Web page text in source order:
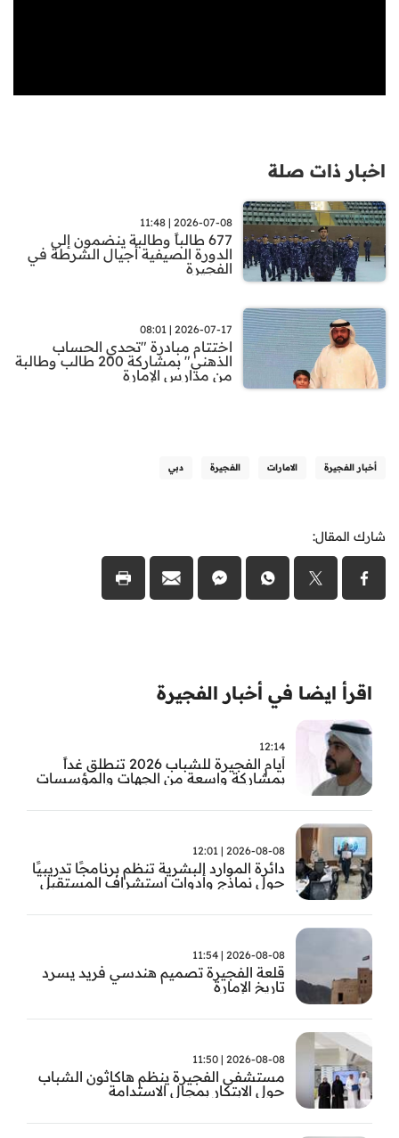
اخبار ذات صلة
2026-07-08 | 11:48
677 طالباً وطالبة ينضمون إلى
الدورة الصيفية أجيال الشرطة في
الفجيرة
2026-07-17 | 08:01
اختتام مبادرة "تحدي الحساب
الذهني" بمشاركة 200 طالب وطالبة
من مدارس الإمارة
أخبار الفجيرة الامارات الفجيرة دبي
شارك المقال:
اقرأ ايضا في أخبار الفجيرة
12:14
أيام الفجيرة للشباب 2026 تنطلق غداً
بمشاركة واسعة من الجهات والمؤسسات
2026-08-08 | 12:01
دائرة الموارد البشرية تنظم برنامجًا تدريبيًا
حول نماذج وأدوات استشراف المستقبل
2026-08-08 | 11:54
قلعة الفجيرة تصميم هندسي فريد يسرد
تاريخ الإمارة
2026-08-08 | 11:50
مستشفى الفجيرة ينظم هاكاثون الشباب
حول الابتكار بمجال الاستدامة